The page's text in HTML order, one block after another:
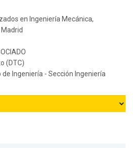
en Ingeniería Mecánica,
(DTC)
Ingeniería - Sección Ingeniería